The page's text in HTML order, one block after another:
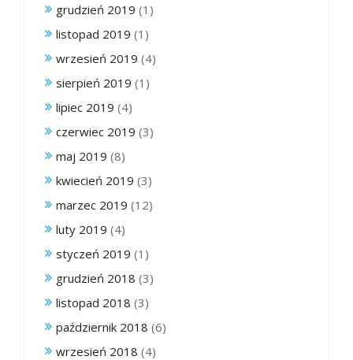
grudzień 2019 (1)
listopad 2019 (1)
wrzesień 2019 (4)
sierpień 2019 (1)
lipiec 2019 (4)
czerwiec 2019 (3)
maj 2019 (8)
kwiecień 2019 (3)
marzec 2019 (12)
luty 2019 (4)
styczeń 2019 (1)
grudzień 2018 (3)
listopad 2018 (3)
październik 2018 (6)
wrzesień 2018 (4)